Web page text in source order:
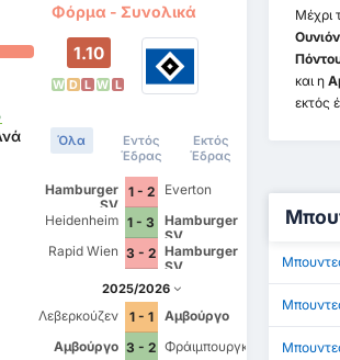
Φόρμα - Συνολικά
1.10
W D L W L
Όλα
Εντός
Έδρας
Εκτός
Έδρας
Hamburger
SV
1 - 2
Everton
Heidenheim 1 - 3
Hamburger
SV
Rapid Wien 3 - 2 Hamburger
SV
2025/2026
Λεβερκούζεν 1 - 1
Αμβούργο
Αμβούργο 3 - 2 Φράιμπουργκ
Μέχρι
και η
εκτός